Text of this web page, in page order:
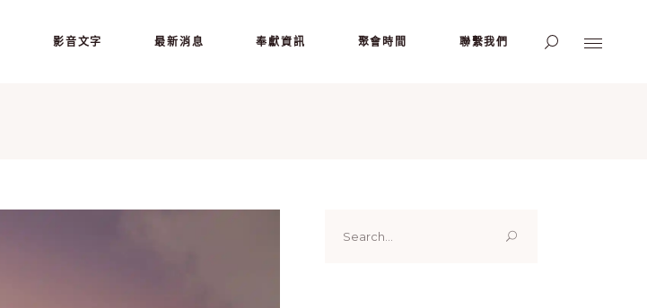
影音文字 最新消息 奉獻資訊 聚會時間 聯繫我們
for: